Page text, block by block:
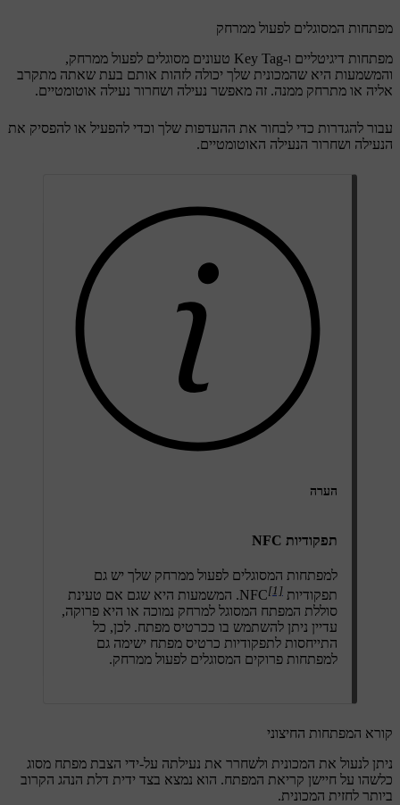
מפתחות המסוגלים לפעול ממרחק
מפתחות דיגיטליים ו-Key Tag טעונים מסוגלים לפעול ממרחק,
והמשמעות היא שהמכונית שלך יכולה לזהות אותם בעת שאתה מתקרב
אליה או מתרחק ממנה. זה מאפשר נעילה ושחרור נעילה אוטומטיים.
עבור להגדרות כדי לבחור את ההעדפות שלך וכדי להפעיל או להפסיק את
הנעילה ושחרור הנעילה האוטומטיים.
הערה
תפקודיות NFC
למפתחות המסוגלים לפעול ממרחק שלך יש גם
תפקודיות NFC [1]
. המשמעות היא שגם אם טעינת
סוללת המפתח המסוגל למרחק נמוכה או היא פרוקה,
עדיין ניתן להשתמש בו ככרטיס מפתח. לכן, כל
התייחסות לתפקודיות כרטיס מפתח ישימה גם
למפתחות פרוקים המסוגלים לפעול ממרחק.
קורא המפתחות החיצוני
ניתן לנעול את המכונית ולשחרר את נעילתה על-ידי הצבת מפתח מסוג
כלשהו על חיישן קריאת המפתח. הוא נמצא בצד ידית דלת הנהג הקרוב
ביותר לחזית המכונית.